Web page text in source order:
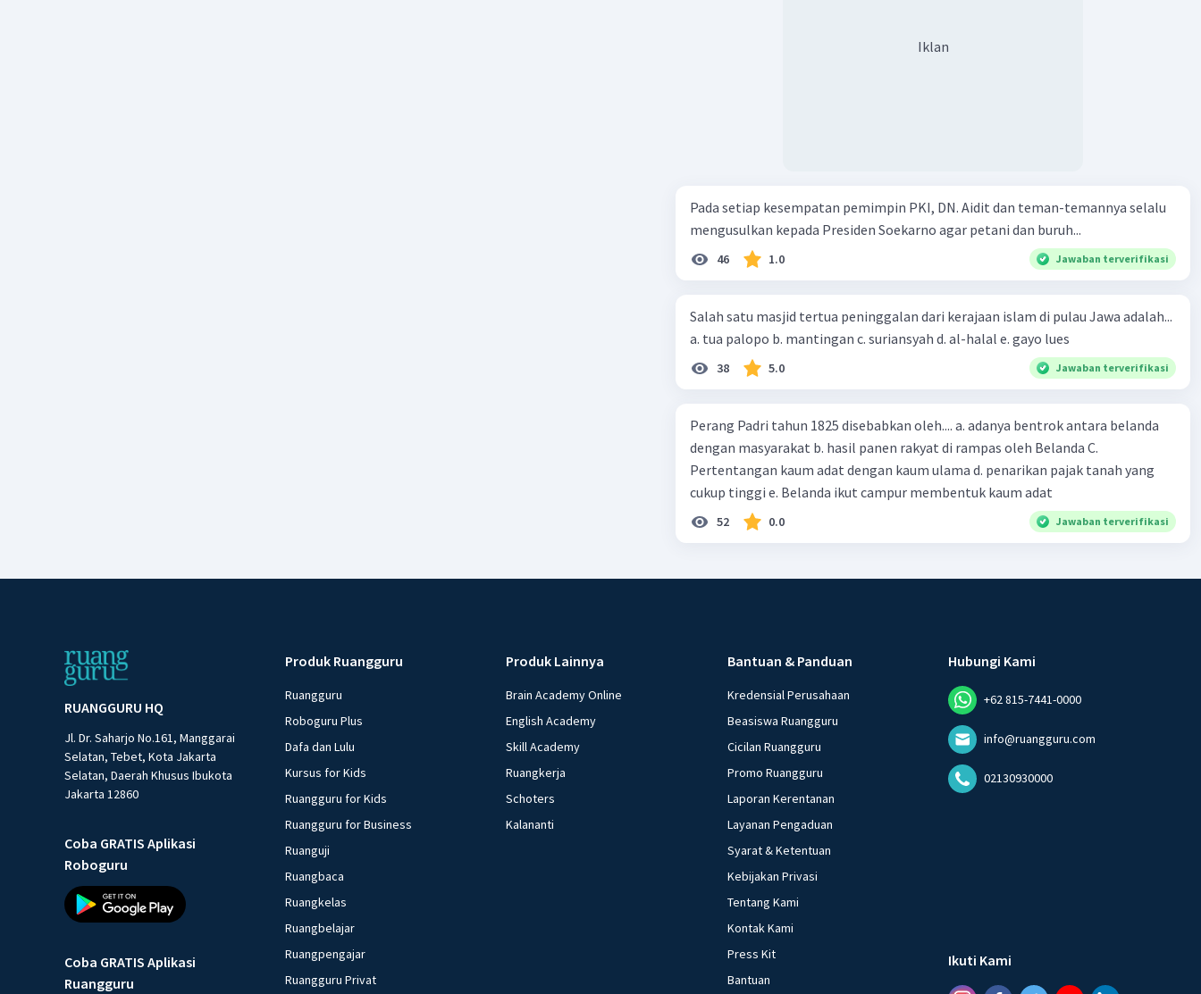
Iklan
Pada setiap kesempatan pemimpin PKI, DN. Aidit dan teman-temannya selalu
mengusulkan kepada Presiden Soekarno agar petani dan buruh...
46 1.0 Jawaban terverifikasi
Salah satu masjid tertua peninggalan dari kerajaan islam di pulau Jawa adalah...
a. tua palopo b. mantingan c. suriansyah d. al-halal e. gayo lues
38 5.0 Jawaban terverifikasi
Perang Padri tahun 1825 disebabkan oleh.... a. adanya bentrok antara belanda
dengan masyarakat b. hasil panen rakyat di rampas oleh Belanda C.
Pertentangan kaum adat dengan kaum ulama d. penarikan pajak tanah yang
cukup tinggi e. Belanda ikut campur membentuk kaum adat
52 0.0 Jawaban terverifikasi
RUANGGURU HQ
Jl. Dr. Saharjo No.161, Manggarai
Selatan, Tebet, Kota Jakarta
Selatan, Daerah Khusus Ibukota
Jakarta 12860
Coba GRATIS Aplikasi
Roboguru
Coba GRATIS Aplikasi
Ruangguru
Produk Ruangguru
Ruangguru
Roboguru Plus
Dafa dan Lulu
Kursus for Kids
Ruangguru for Kids
Ruangguru for Business
Ruanguji
Ruangbaca
Ruangkelas
Ruangbelajar
Ruangpengajar
Ruangguru Privat
Produk Lainnya
Brain Academy Online
English Academy
Skill Academy
Ruangkerja
Schoters
Kalananti
Bantuan & Panduan
Kredensial Perusahaan
Beasiswa Ruangguru
Cicilan Ruangguru
Promo Ruangguru
Laporan Kerentanan
Layanan Pengaduan
Syarat & Ketentuan
Kebijakan Privasi
Tentang Kami
Kontak Kami
Press Kit
Bantuan
Hubungi Kami
+62 815-7441-0000
info@ruangguru.com
02130930000
Ikuti Kami